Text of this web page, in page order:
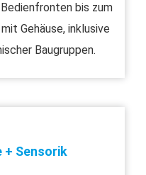
bis zum
Gehäuse, inklusive
Baugruppen.
+ Sensorik